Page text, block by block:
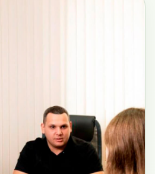
Контакты
О нас Контакты